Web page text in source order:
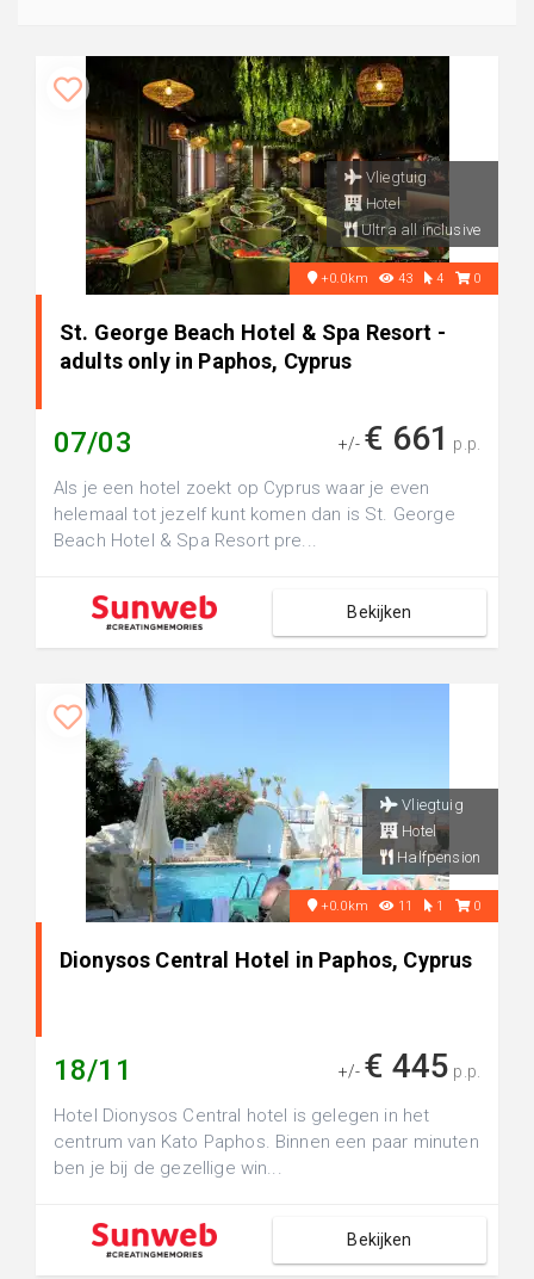
Vliegtuig
Hotel
Ultra all inclusive
+0.0km 43 4 0
St. George Beach Hotel & Spa Resort -
adults only in Paphos, Cyprus
07/03 +/- € 661 p.p.
Als je een hotel zoekt op Cyprus waar je even
helemaal tot jezelf kunt komen dan is St. George
Beach Hotel & Spa Resort pre...
Bekijken
Vliegtuig
Hotel
Halfpension
+0.0km 11 1 0
Dionysos Central Hotel in Paphos, Cyprus
18/11 +/- € 445 p.p.
Hotel Dionysos Central hotel is gelegen in het
centrum van Kato Paphos. Binnen een paar minuten
ben je bij de gezellige win...
Bekijken